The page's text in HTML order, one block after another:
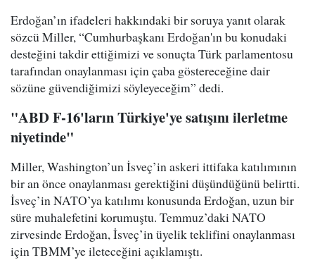
Erdoğan’ın ifadeleri hakkındaki bir soruya yanıt olarak
sözcü Miller, “Cumhurbaşkanı Erdoğan'ın bu konudaki
desteğini takdir ettiğimizi ve sonuçta Türk parlamentosu
tarafından onaylanması için çaba göstereceğine dair
sözüne güvendiğimizi söyleyeceğim” dedi.
"ABD F-16'ların Türkiye'ye satışını ilerletme
niyetinde"
Miller, Washington’un İsveç’in askeri ittifaka katılımının
bir an önce onaylanması gerektiğini düşündüğünü belirtti.
İsveç’in NATO’ya katılımı konusunda Erdoğan, uzun bir
süre muhalefetini korumuştu. Temmuz’daki NATO
zirvesinde Erdoğan, İsveç’in üyelik teklifini onaylanması
için TBMM’ye ileteceğini açıklamıştı.